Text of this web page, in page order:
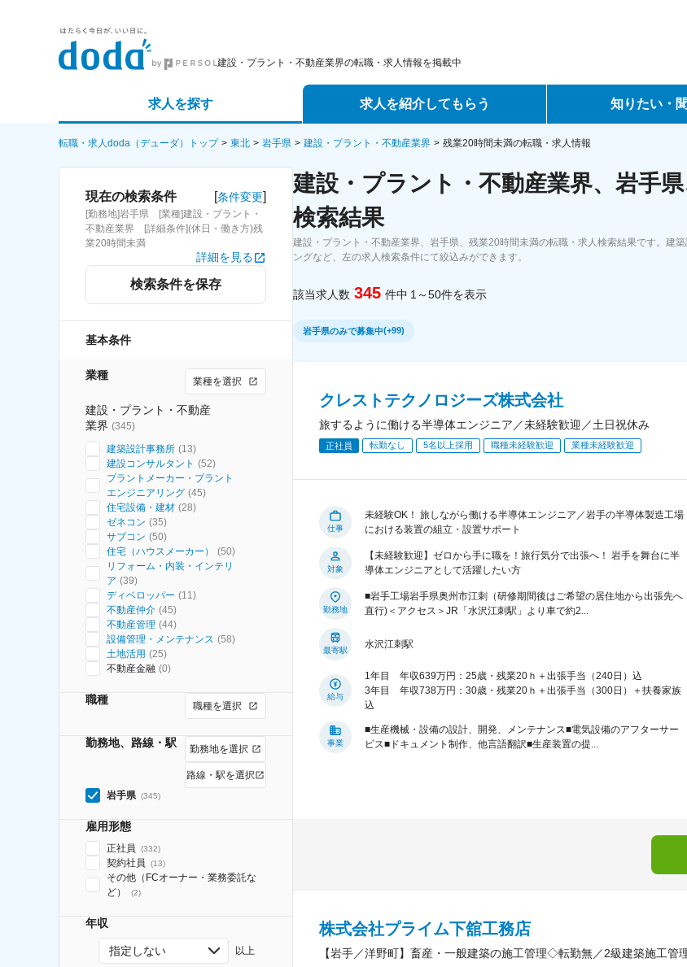
建設・プラント・不動産業界の転職・求人情報を掲載中
求人を探す
詳細条件から探す
求人特集から探す
求人を紹介してもらう
エージェントサービス
スカウトサービス
パートナーエージェントサービス
知りたい・
転職ノウハウ
データで見る転職
転職・求人doda（デューダ）トップ 東北 岩手県 建設・プラント・不動産業界 残業20時間未満の転職・求人情報
現在の検索条件 [条件変更]
[勤務地]岩手県 [業種]建設・プラント・
不動産業界 [詳細条件](休日・働き方)残
業20時間未満
詳細を見る
検索条件を保存
基本条件
業種 業種を選択
建設・プラント・不動産
業界 (345)
建築設計事務所 (13)
建設コンサルタント (52)
プラントメーカー・プラント
エンジニアリング (45)
住宅設備・建材 (28)
ゼネコン (35)
サブコン (50)
住宅（ハウスメーカー）
(50)
リフォーム・内装・インテリ
ア (39)
ディベロッパー (11)
不動産仲介 (45)
不動産管理 (44)
設備管理・メンテナンス (58)
土地活用 (25)
不動産金融 (0)
職種 職種を選択
勤務地、路線・駅 勤務地を選択
路線・駅を選択
岩手県 (345)
雇用形態
正社員 (332)
契約社員 (13)
その他（FCオーナー・業務委託な
ど）
(2)
年収
指定しない 以上
建設・プラント・不動産業界、岩手
検索結果
建設・プラント・不動産業界、岩手県、残業20時間未満の転職・求人検索結果です。建
ングなど、左の求人検索条件にて絞込みができます。
該当求人数 345 件中 1～50件を表示
岩手県のみで募集中(+99)
クレストテクノロジーズ株式会社
旅するように働ける半導体エンジニア／未経験歓迎／土日祝休み
正社員 転勤なし 5名以上採用 職種未経験歓迎 業種未経験歓迎
仕事
未経験OK！ 旅しながら働ける半導体エンジニア／岩手の半導体製造工場
における装置の組立・設置サポート
対象
【未経験歓迎】ゼロから手に職を！旅行気分で出張へ！ 岩手を舞台に半
導体エンジニアとして活躍したい方
勤務地
■岩手工場岩手県奥州市江刺（研修期間後はご希望の居住地から出張先へ
直行)＜アクセス＞JR「水沢江刺駅」より車で約2...
最寄駅
水沢江刺駅
給与
1年目 年収639万円：25歳・残業20ｈ＋出張手当（240日）込
3年目 年収738万円：30歳・残業20ｈ＋出張手当（300日）＋扶養家族
込
事業
■生産機械・設備の設計、開発、メンテナンス■電気設備のアフターサー
ビス■ドキュメント制作、他言語翻訳■生産装置の提...
株式会社プライム下舘工務店
【岩手／洋野町】畜産・一般建築の施工管理◇転勤無／2級建築施工管